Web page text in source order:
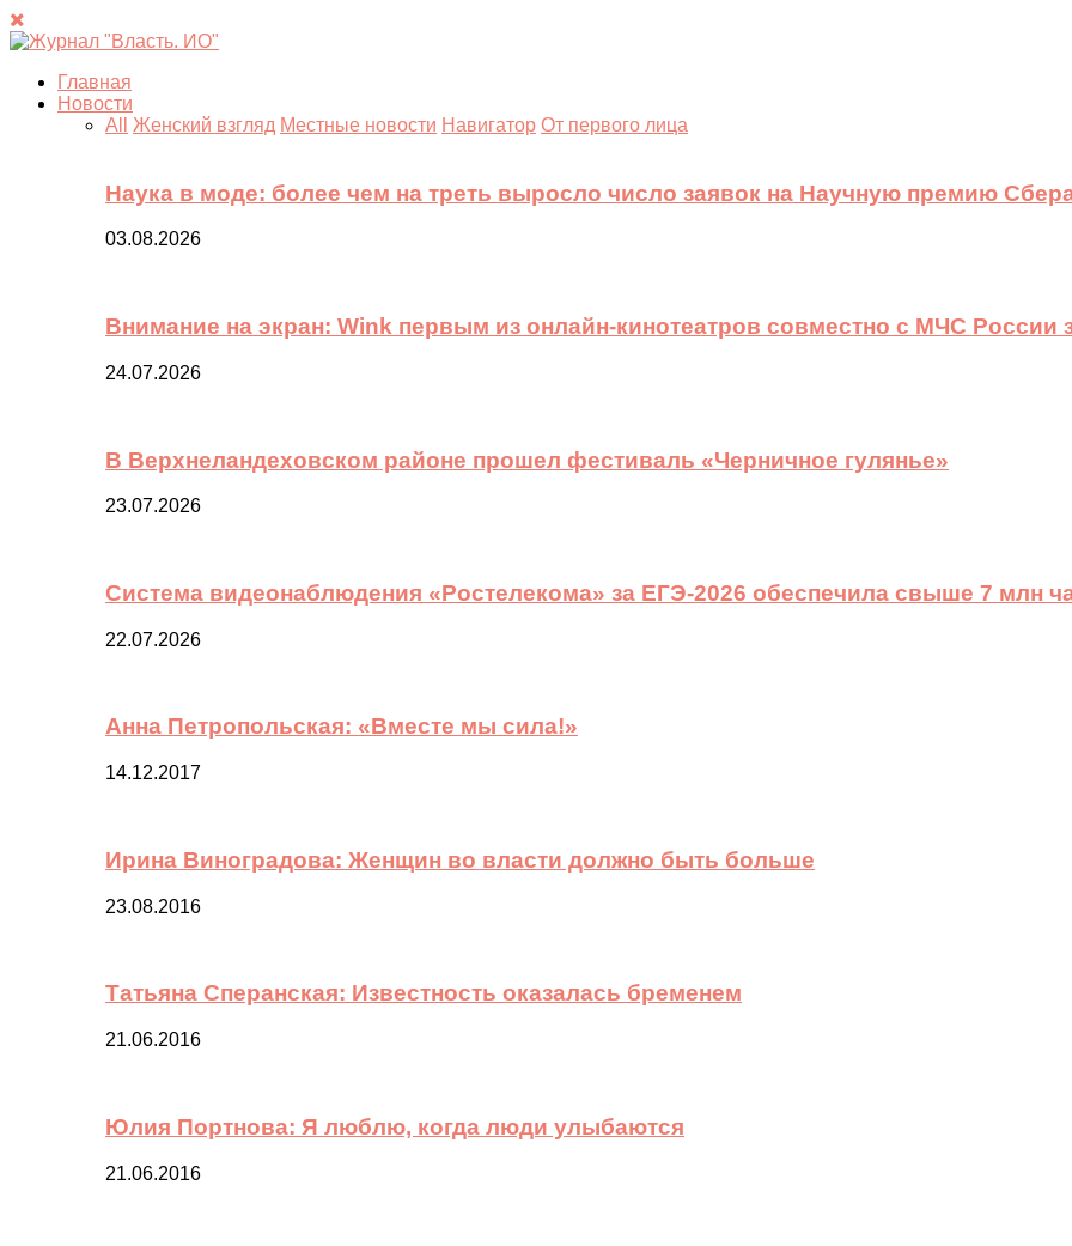
Главная
Новости
All
Женский взгляд Местные новости Навигатор От первого лица
Наука в моде: более чем на треть выросло число заявок на Научную премию
03.08.2026
Внимание на экран: Wink первым из онлайн-кинотеатров совместно с МЧС России
24.07.2026
В Верхнеландеховском районе прошел фестиваль «Черничное гулянье»
23.07.2026
Система видеонаблюдения «Ростелекома» за ЕГЭ-2026 обеспечила свыше 7 млн
22.07.2026
Анна Петропольская: «Вместе мы сила!»
14.12.2017
Ирина Виноградова: Женщин во власти должно быть больше
23.08.2016
Татьяна Сперанская: Известность оказалась бременем
21.06.2016
Юлия Портнова: Я люблю, когда люди улыбаются
21.06.2016